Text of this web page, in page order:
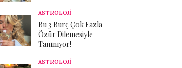
ASTROLOJİ
Bu 3 Burç Çok Fazla
Özür Dilemesiyle
Tanınıyor!
ASTROLOJİ